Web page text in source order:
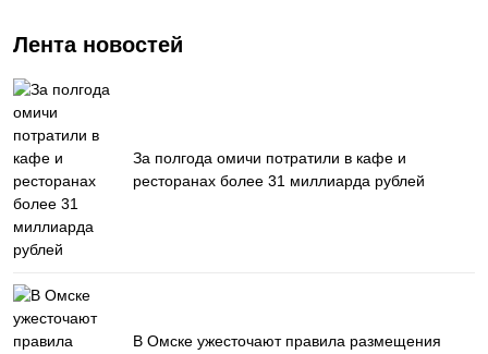
Лента новостей
За полгода омичи потратили в кафе и
ресторанах более 31 миллиарда рублей
В Омске ужесточают правила размещения